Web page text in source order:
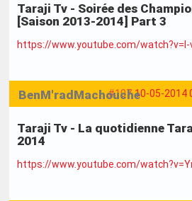
Taraji Tv - Soirée des
[Saison 2013-2014] Part 3
https://www.youtube.com/watch?v=I-
#107 10-05-2014
BenM'radMachouche
Taraji Tv - La quotidienne
2014
https://www.youtube.com/